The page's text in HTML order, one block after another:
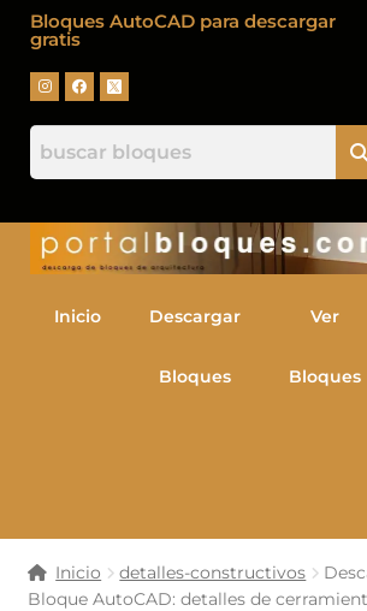
Bloques AutoCAD para descargar
gratis
Inicio Descargar
Bloques
Ver
Bloques
Inicio detalles-constructivos
Bloque AutoCAD: detalles de